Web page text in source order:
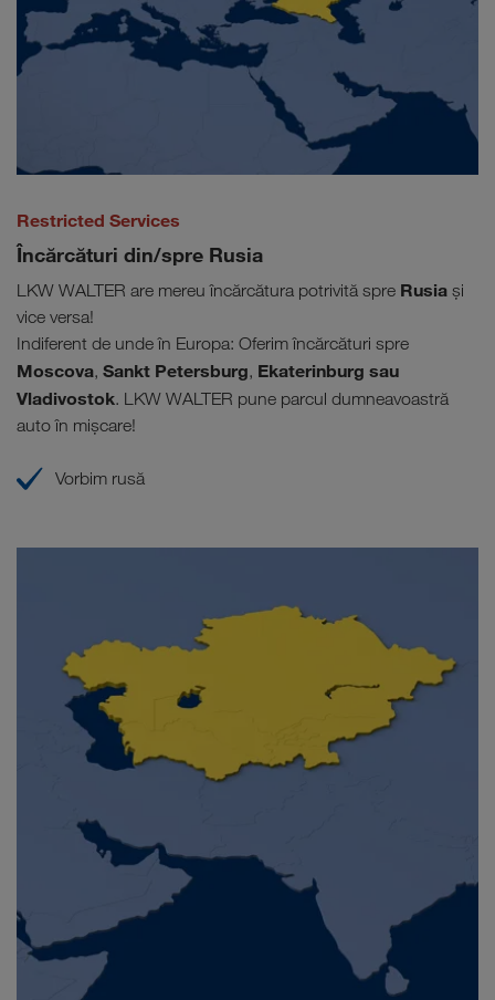
Restricted Services
Încărcături din/spre Rusia
LKW WALTER are mereu încărcătura potrivită spre Rusia și
vice versa!
Indiferent de unde în Europa: Oferim încărcături spre
Moscova, Sankt Petersburg, Ekaterinburg sau
Vladivostok. LKW WALTER pune parcul dumneavoastră
auto în mișcare!
Vorbim rusă